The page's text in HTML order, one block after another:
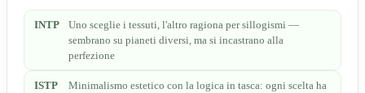
INTP
Uno sceglie i tessuti, l'altro ragiona per sillogismi —
sembrano su pianeti diversi, ma si incastrano alla
perfezione
ISTP
Minimalismo estetico con la logica in tasca: ogni scelta ha